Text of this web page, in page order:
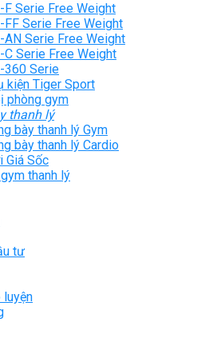
F Serie Free Weight
FF Serie Free Weight
AN Serie Free Weight
C Serie Free Weight
360 Serie
kiện Tiger Sport
phòng gym
thanh lý
bày thanh lý Gym
bày thanh lý Cardio
Giá Sốc
thanh lý
tư
luyện